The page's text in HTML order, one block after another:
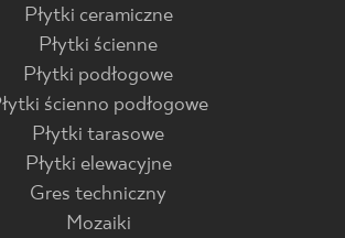
Płytki ceramiczne
Płytki ścienne
Płytki podłogowe
ścienno podłogowe
Płytki tarasowe
Płytki elewacyjne
Gres techniczny
Mozaiki